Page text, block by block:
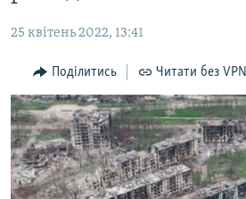
Перейти
пошукуІНТЕРВ'Ю
ВСЕ ЗА ДЕНЬ
СПЕЦПРОЕКТИ
ДЕПОРТАЦІЯ
ЯК ОБІЙТИ БЛОКУВАННЯ
25 квітень 2022, 13:41
Поділитись Читати без VPN